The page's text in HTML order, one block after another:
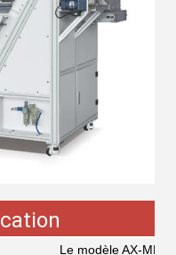
Le modèle AX-